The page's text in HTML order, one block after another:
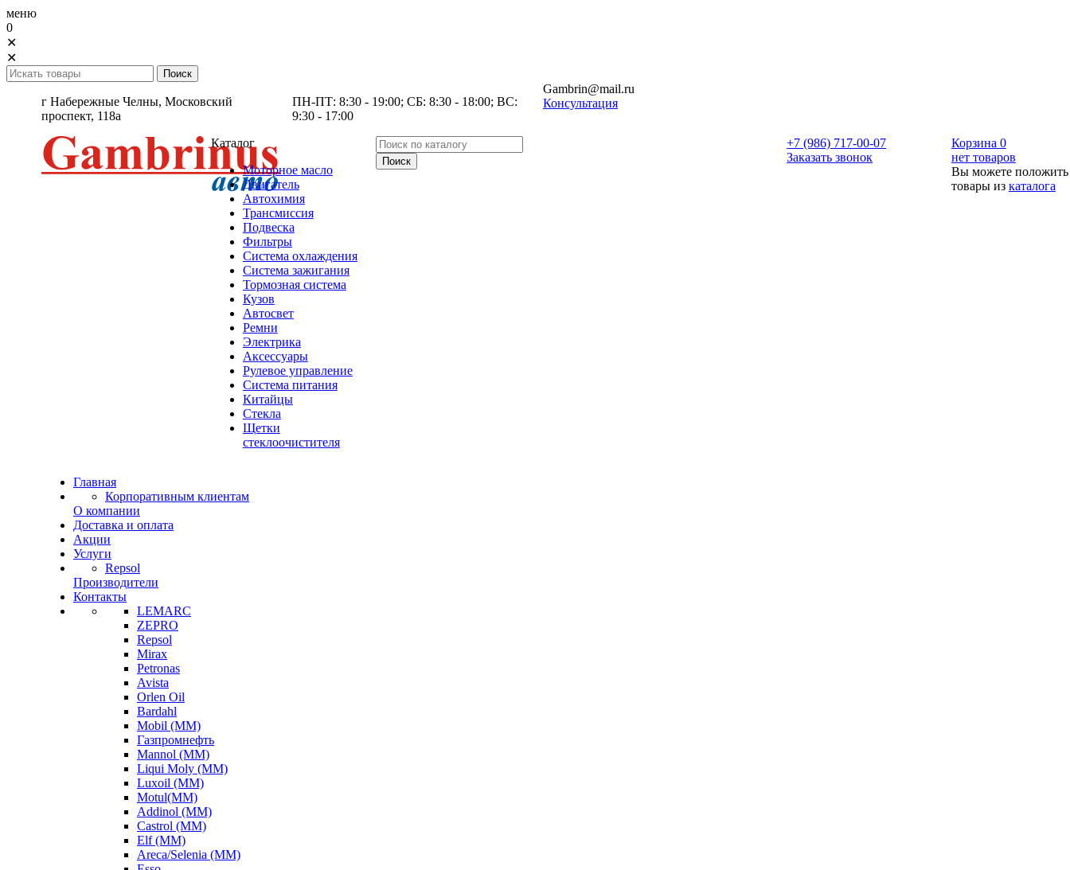
меню
0
✕
✕
г Набережные Челны, Московский
проспект, 118а
ПН-ПТ: 8:30 - 19:00; СБ: 8:30 - 18:00; ВС:
9:30 - 17:00
Gambrin@mail.ru
Консультация
Каталог
Моторное масло
Двигатель
Автохимия
Трансмиссия
Подвеска
Фильтры
Система охлаждения
Система зажигания
Тормозная система
Кузов
Автосвет
Ремни
Электрика
Аксессуары
Рулевое управление
Система питания
Китайцы
Стекла
Щетки
стеклоочистителя
+7 (986) 717-00-07
Заказать звонок
Корзина 0
нет товаров
Вы можете положить
товары из каталога
Главная
Корпоративным клиентам
О компании
Доставка и оплата
Акции
Услуги
Repsol
Производители
Контакты
LEMARC
ZEPRO
Repsol
Mirax
Petronas
Avista
Orlen Oil
Bardahl
Mobil (ММ)
Газпромнефть
Mannol (ММ)
Liqui Moly (ММ)
Luxoil (ММ)
Motul(ММ)
Addinol (ММ)
Castrol (ММ)
Elf (ММ)
Areca/Selenia (ММ)